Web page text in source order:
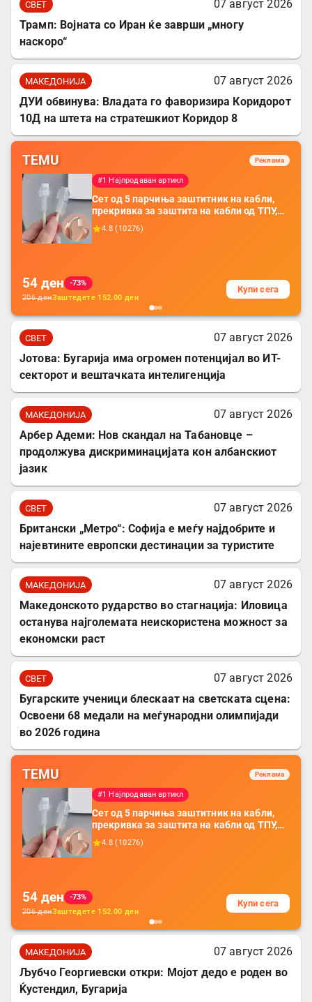
СВЕТ
07 август 2026
Трамп: Војната со Иран ќе заврши „многу
наскоро“
МАКЕДОНИЈА
07 август 2026
ДУИ обвинува: Владата го фаворизира Коридорот
10Д на штета на стратешкиот Коридор 8
TEMU Реклама
#1 Најпродаван артикл
Сет од 5 парчиња заштитник на кабли,
прекривка за заштита на кабли од ТПУ,
додатоци за заштита на кабли, без
батерија, за мобилни телефони, комплет
4.8 ( 10276)
54 ден
-73%
206денЗаштедете 152.00 ден
Купи сега
СВЕТ
07 август 2026
Јотова: Бугарија има огромен потенцијал во ИТ-
секторот и вештачката интелигенција
МАКЕДОНИЈА
07 август 2026
Арбер Адеми: Нов скандал на Табановце –
продолжува дискриминацијата кон албанскиот
јазик
СВЕТ
07 август 2026
Британски „Метро“: Софија е меѓу најдобрите и
најевтините европски дестинации за туристите
МАКЕДОНИЈА
07 август 2026
Македонското рударство во стагнација: Иловица
останува најголемата неискористена можност за
економски раст
СВЕТ
07 август 2026
Бугарските ученици блескаат на светската сцена:
Освоени 68 медали на меѓународни олимпијади
во 2026 година
TEMU Реклама
#1 Најпродаван артикл
Сет од 5 парчиња заштитник на кабли,
прекривка за заштита на кабли од ТПУ,
додатоци за заштита на кабли, без
батерија, за мобилни телефони, комплет
4.8 ( 10276)
54 ден
-73%
206денЗаштедете 152.00 ден
Купи сега
МАКЕДОНИЈА
07 август 2026
Љубчо Георгиевски откри: Мојот дедо е роден во
Ќустендил, Бугарија